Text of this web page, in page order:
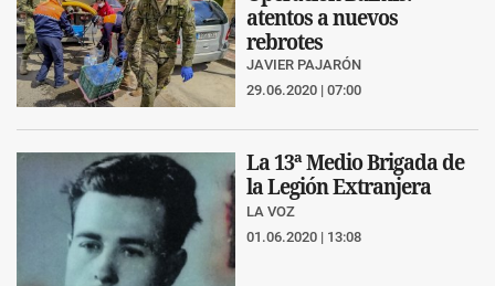
atentos a nuevos
rebrotes
JAVIER PAJARÓN
29.06.2020 | 07:00
La 13ª Medio Brigada de
la Legión Extranjera
LA VOZ
01.06.2020 | 13:08